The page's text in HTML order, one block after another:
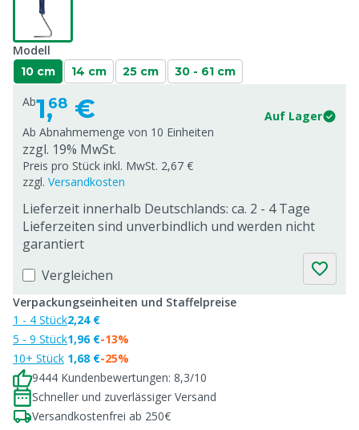
Modell
10 cm 14 cm 25 cm 30 - 61 cm
Ab1,68 €
Auf Lager
Ab Abnahmemenge von 10 Einheiten
zzgl. 19% MwSt.
Preis pro Stück inkl. MwSt. 2,67 €
zzgl. Versandkosten
Lieferzeit innerhalb Deutschlands: ca. 2 - 4 Tage
Lieferzeiten sind unverbindlich und werden nicht
garantiert
Vergleichen
Verpackungseinheiten und Staffelpreise
1 - 4 Stück
5 - 9 Stück
10+ Stück
2,24 €
1,96 €
1,68 €
-13%
-25%
9444 Kundenbewertungen: 8,3/10
Schneller und zuverlässiger Versand
Versandkostenfrei ab 250€